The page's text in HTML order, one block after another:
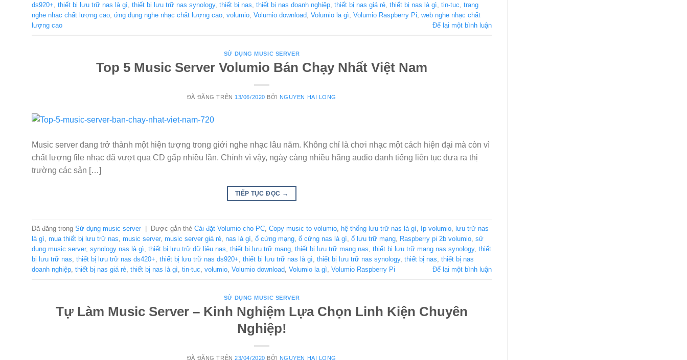
ds920+ thiết bị lưu trữ nas là gì thiết bị lưu trữ nas synology, thiết bị nas thiết bị nas doanh nghiệp thiết bị nas giá rẻ thiết bị nas là gì tin-tuc trang
nghe nhạc chất lượng cao ứng dụng nghe nhạc chất lượng cao volumio Volumio download Volumio la gì Volumio Raspberry Pi web nghe nhạc chất
lượng cao
Để lại một bình luận
SỬ DỤNG MUSIC SERVER
Top 5 Music Server Volumio Bán Chạy Nhất Việt Nam
ĐÃ ĐĂNG TRÊN 13/06/2020 BỞI NGUYEN HAI LONG
Music server đang trở thành một hiện tượng trong giới nghe nhạc lâu năm. Không chỉ là chơi nhạc một cách hiện đại mà còn vì
chất lượng file nhạc đã vượt qua CD gấp nhiều lần. Chính vì vậy, ngày càng nhiều hãng audio danh tiếng liên tục đưa ra thị
trường các sản […]
TIẾP TỤC ĐỌC →
Đã đăng trong Sử dụng music server Được gắn thẻ Cài đặt Volumio cho PC Copy music to volumio hệ thống lưu trữ nas là gì Ip volumio
lưu trữ nas
là gì mua thiết bị lưu trữ nas music server, music server giá rẻ nas là gì ổ cứng mạng ổ cứng nas là gì ổ lưu trữ mạng Raspberry pi 2b volumio sử
dụng music server, synology nas là gì thiết bị lưu trữ dữ liệu nas thiết bị lưu trữ mạng thiết bị lưu trữ mạng nas thiết bị lưu trữ mạng nas synology, thiết
bị lưu trữ nas thiết bị lưu trữ nas ds420+ thiết bị lưu trữ nas ds920+ thiết bị lưu trữ nas là gì thiết bị lưu trữ nas synology, thiết bị nas thiết bị nas
doanh nghiệp thiết bị nas giá rẻ thiết bị nas là gì tin-tuc volumio Volumio download Volumio la gì Volumio Raspberry Pi Để lại một bình luận
SỬ DỤNG MUSIC SERVER
Tự Làm Music Server – Kinh Nghiệm Lựa Chọn Linh Kiện Chuyên
Nghiệp!
ĐÃ ĐĂNG TRÊN23/04/2020 BỞI NGUYEN HAI LONG